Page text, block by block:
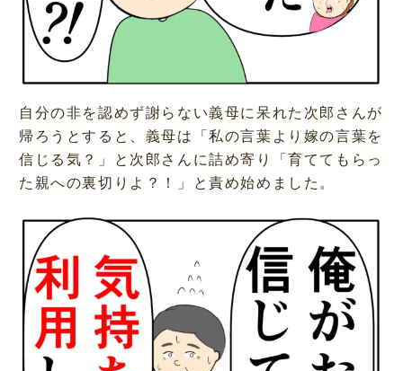
自分の非を認めず謝らない義母に呆れた次郎さんが
帰ろうとすると、義母は「私の言葉より嫁の言葉を
信じる気？」と次郎さんに詰め寄り「育ててもらっ
た親への裏切りよ？！」と責め始めました。